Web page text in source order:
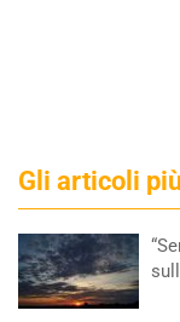
Gli articoli